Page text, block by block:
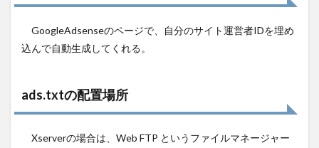
GoogleAdsenseのページで、自分のサイト運営者IDを埋め
込んで自動生成してくれる。
ads.txtの配置場所
Xserverの場合は、Web FTP というファイルマネージャー